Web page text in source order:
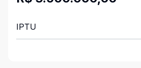
IPTU